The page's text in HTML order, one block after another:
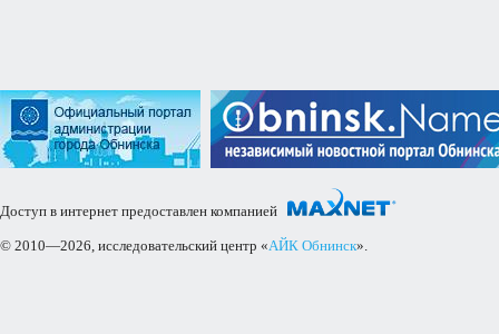
Доступ в интернет предоставлен компанией
© 2010—2026, исследовательский центр «АЙК Обнинск».